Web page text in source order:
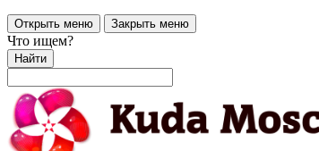
Открыть меню Закрыть меню
Что ищем?
Найти